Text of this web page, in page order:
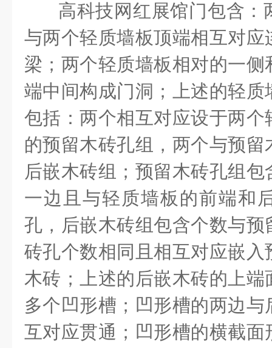
高科技网红展馆门包含：
与两个轻质墙板顶端相互对
梁；两个轻质墙板相对的一
端中间构成门洞；上述的轻
包括：两个相互对应设于两
的预留木砖孔组，两个与预
后嵌木砖组；预留木砖孔组
一边且与轻质墙板的前端和
孔，后嵌木砖组包含个数与
砖孔个数相同且相互对应嵌
木砖；上述的后嵌木砖的上
多个凹形槽；凹形槽的两边
互对应贯通；凹形槽的横截